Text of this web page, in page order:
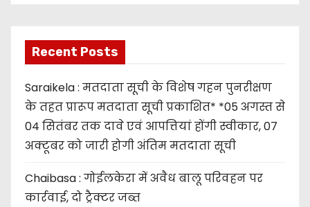
Recent Posts
Saraikela : मतदाता सूची के विशेष गहन पुनरीक्षण
के तहत प्रारूप मतदाता सूची प्रकाशित* *05 अगस्त से
04 सितंबर तक दावे एवं आपत्तियां होंगी स्वीकार, 07
अक्टूबर को जारी होगी अंतिम मतदाता सूची
Chaibasa : गोईलकेरा में अवैध बालू परिवहन पर
कार्रवाई, दो ट्रैक्टर जब्त